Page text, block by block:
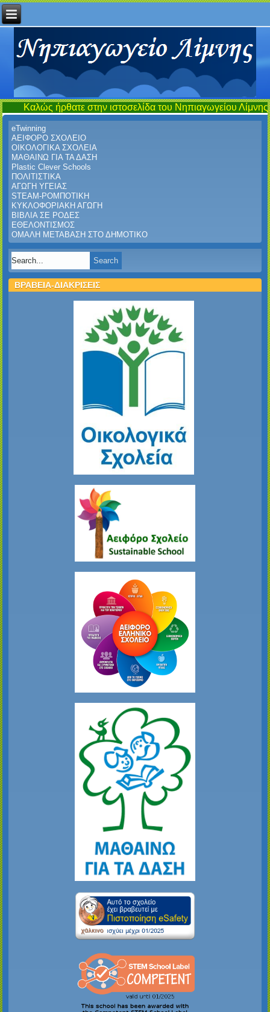
στην ιστοσελίδα του Νηπιαγωγείου Λίμνης...έναν τόπο
eTwinning
ΑΕΙΦΟΡΟ ΣΧΟΛΕΙΟ
ΟΙΚΟΛΟΓΙΚΑ ΣΧΟΛΕΙΑ
ΜΑΘΑΙΝΩ ΓΙΑ ΤΑ ΔΑΣΗ
Plastic Clever Schools
ΠΟΛΙΤΙΣΤΙΚΑ
ΑΓΩΓΗ ΥΓΕΙΑΣ
STEAM-ΡΟΜΠΟΤΙΚΗ
ΚΥΚΛΟΦΟΡΙΑΚΗ ΑΓΩΓΗ
ΒΙΒΛΙΑ ΣΕ ΡΟΔΕΣ
ΕΘΕΛΟΝΤΙΣΜΟΣ
ΟΜΑΛΗ ΜΕΤΑΒΑΣΗ ΣΤΟ ΔΗΜΟΤΙΚΟ
ΒΡΑΒΕΙΑ-ΔΙΑΚΡΙΣΕΙΣ